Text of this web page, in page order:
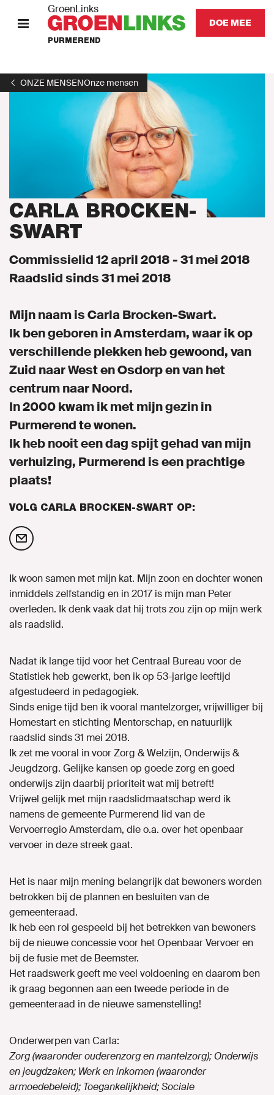
GroenLinks
PURMEREND
DOE MEE
ONZE MENSENOnze mensen
CARLA BROCKEN-
SWART
Commissielid 12 april 2018 - 31 mei 2018
Raadslid sinds 31 mei 2018
Mijn naam is Carla Brocken-Swart.
Ik ben geboren in Amsterdam, waar ik op
verschillende plekken heb gewoond, van
Zuid naar West en Osdorp en van het
centrum naar Noord.
In 2000 kwam ik met mijn gezin in
Purmerend te wonen.
Ik heb nooit een dag spijt gehad van mijn
verhuizing, Purmerend is een prachtige
plaats!
VOLG CARLA BROCKEN-SWART OP:
Ik woon samen met mijn kat. Mijn zoon en dochter wonen
inmiddels zelfstandig en in 2017 is mijn man Peter
overleden. Ik denk vaak dat hij trots zou zijn op mijn werk
als raadslid.
Nadat ik lange tijd voor het Centraal Bureau voor de
Statistiek heb gewerkt, ben ik op 53-jarige leeftijd
afgestudeerd in pedagogiek.
Sinds enige tijd ben ik vooral mantelzorger, vrijwilliger bij
Homestart en stichting Mentorschap, en natuurlijk
raadslid sinds 31 mei 2018.
Ik zet me vooral in voor Zorg & Welzijn, Onderwijs &
Jeugdzorg. Gelijke kansen op goede zorg en goed
onderwijs zijn daarbij prioriteit wat mij betreft!
Vrijwel gelijk met mijn raadslidmaatschap werd ik
namens de gemeente Purmerend lid van de
Vervoerregio Amsterdam, die o.a. over het openbaar
vervoer in deze streek gaat.
Het is naar mijn mening belangrijk dat bewoners worden
betrokken bij de plannen en besluiten van de
gemeenteraad.
Ik heb een rol gespeeld bij het betrekken van bewoners
bij de nieuwe concessie voor het Openbaar Vervoer en
bij de fusie met de Beemster.
Het raadswerk geeft me veel voldoening en daarom ben
ik graag begonnen aan een tweede periode in de
gemeenteraad in de nieuwe samenstelling!
Onderwerpen van Carla:
Zorg (waaronder ouderenzorg en mantelzorg); Onderwijs
en jeugdzaken; Werk en inkomen (waaronder
armoedebeleid); Toegankelijkheid; Sociale
HOME
STANDPUNTEN
KOM IN ACTIE
Onze mensen
Onze afdeling
Nieuws
MIJN GROENLINKS